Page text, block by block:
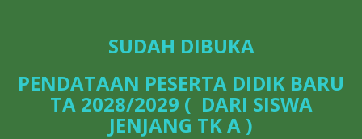
SUDAH DIBUKA
PENDATAAN PESERTA DIDIK BARU
TA 2028/2029 ( DARI SISWA
JENJANG TK A )